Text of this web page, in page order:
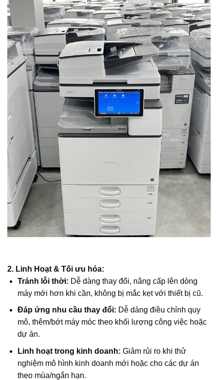
2. Linh Hoạt & Tối ưu hóa:
Tránh lỗi thời: Dễ dàng thay đổi, nâng cấp lên dòng
máy mới hơn khi cần, không bị mắc kẹt với thiết bị cũ.
Đáp ứng nhu cầu thay đổi: Dễ dàng điều chỉnh quy
mô, thêm/bớt máy móc theo khối lượng công việc hoặc
dự án.
Linh hoạt trong kinh doanh: Giảm rủi ro khi thử
nghiệm mô hình kinh doanh mới hoặc cho các dự án
theo mùa/ngắn hạn.